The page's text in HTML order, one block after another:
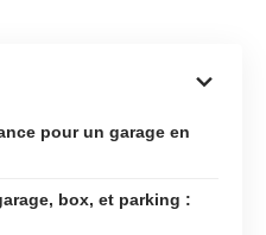
pour un garage en
box, et parking :